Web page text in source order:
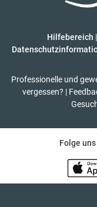
Hilfebereich |
Professionelle und
vergessen? |
Folge